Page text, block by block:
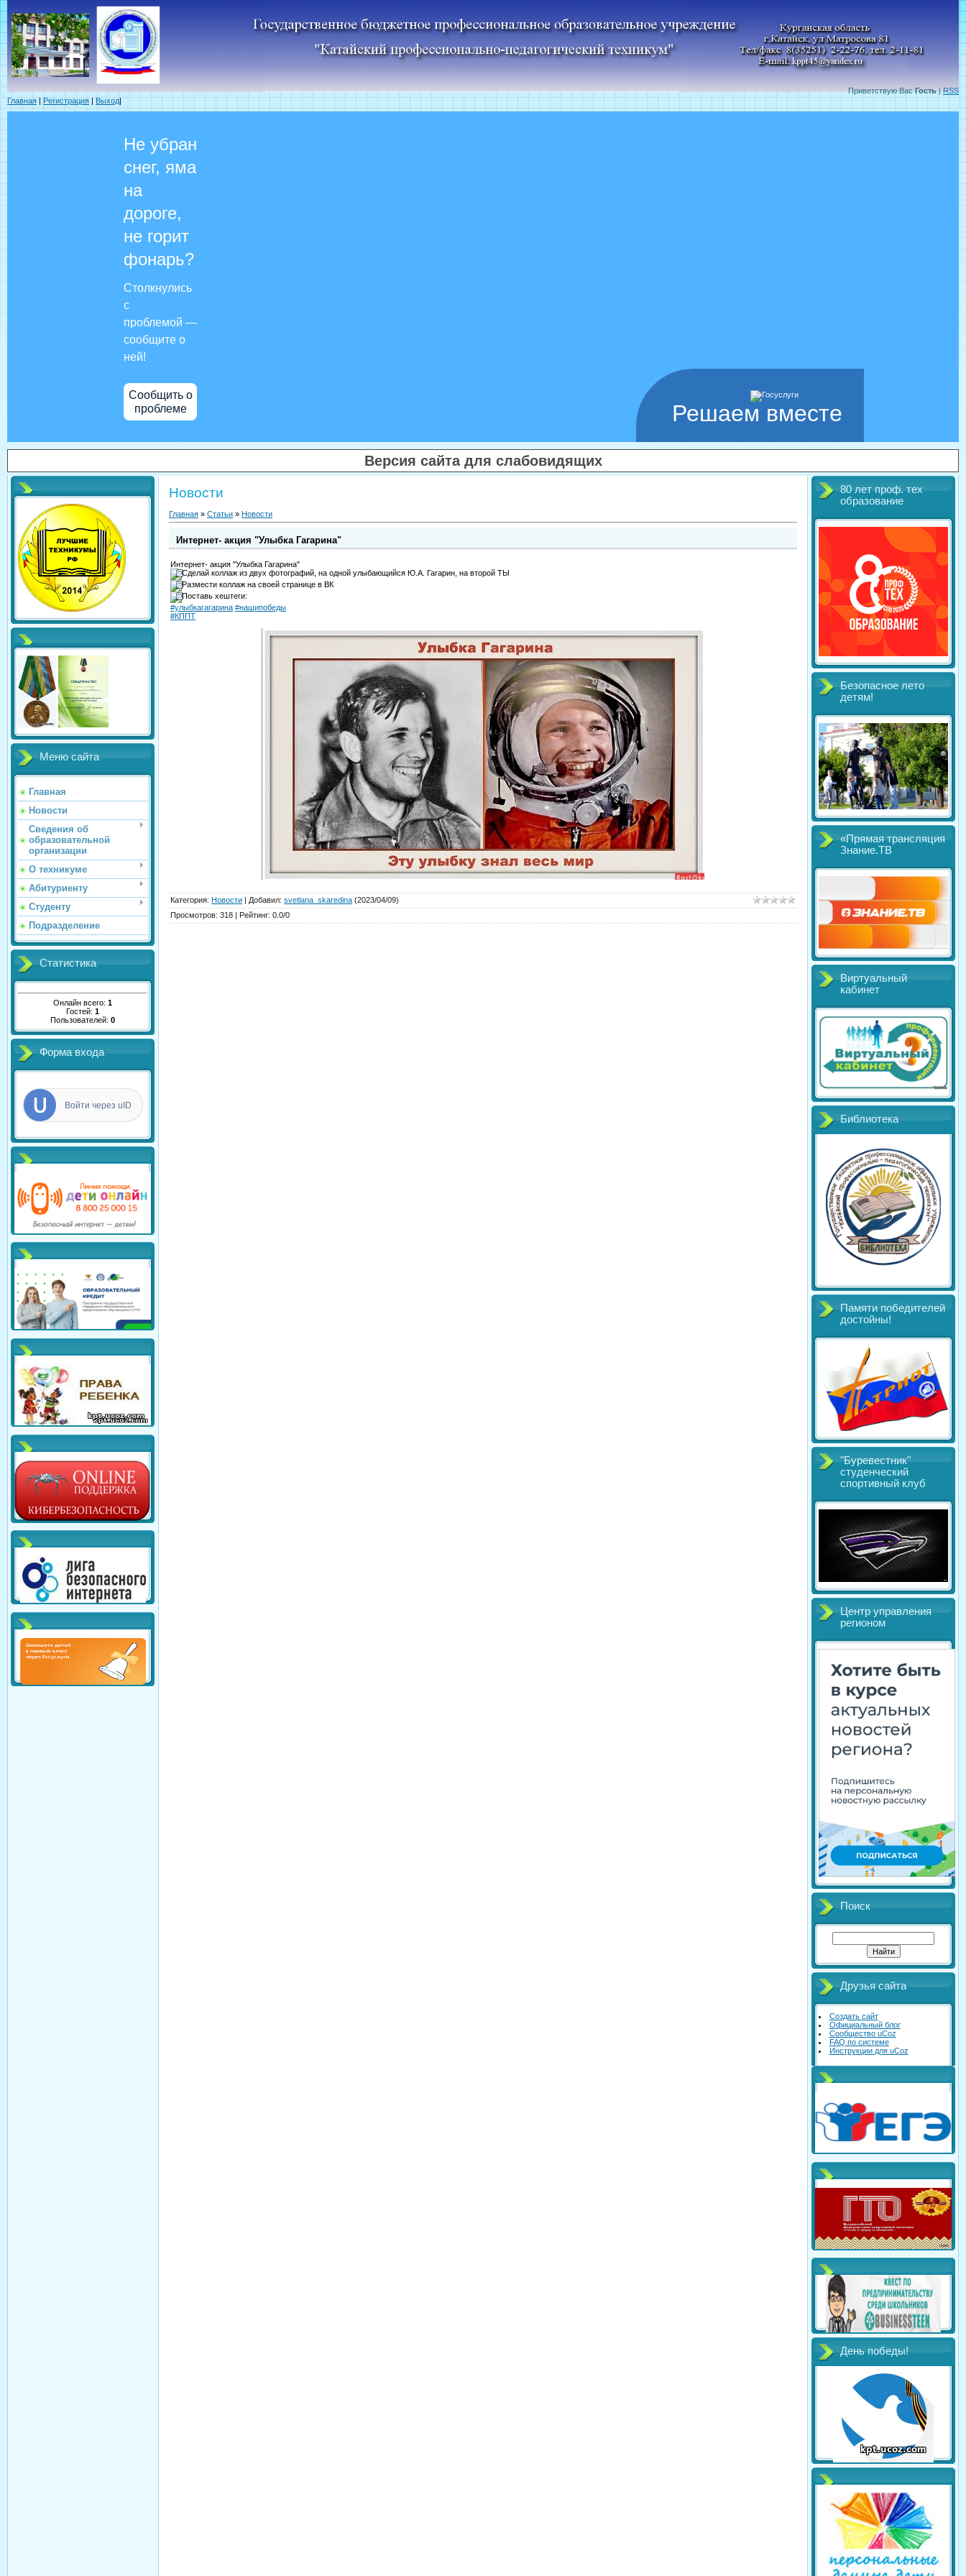
Приветствую Вас Гость|RSS
Главная | Регистрация | Выход|
Решаем вместе
Не убран
снег, яма
на
дороге,
не горит
фонарь?
Столкнулись
с
проблемой —
сообщите о
ней!
Сообщить о
проблеме
Версия сайта для слабовидящих
Меню сайта
Главная
Новости
Сведения об
образовательной
организации
О техникуме
Абитуриенту
Студенту
Подразделение
Статистика
Онлайн всего: 1
Гостей: 1
Пользователей: 0
Форма входа
Войти через uID
Новости
Главная » Статьи » Новости
Интернет- акция "Улыбка Гагарина"
Интернет- акция "Улыбка Гагарина"
Сделай коллаж из двух фотографий, на одной улыбающийся Ю.А. Гагарин, на второй ТЫ
Размести коллаж на своей странице в ВК
Поставь хештеги:
#улыбкагагарина #нашипобеды
#КППТ
Категория: Новости | Добавил: svetlana_skaredina (2023/04/09)
Просмотров: 318 | Рейтинг: 0.0/0
80 лет проф. тех
образование
Безопасное лето
детям!
«Прямая трансляция
Знание.ТВ
Виртуальный
кабинет
Библиотека
Памяти победителей
достойны!
"Буревестник"
студенческий
спортивный клуб
Центр управления
регионом
Поиск
Друзья сайта
Создать сайт
Официальный блог
Сообщество uCoz
FAQ по системе
Инструкции для uCoz
День победы!